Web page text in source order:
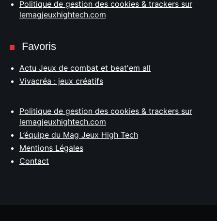
Politique de gestion des cookies & trackers sur
lemagjeuxhightech.com
Favoris
Actu Jeux de combat et beat'em all
Vivacréa : jeux créatifs
Politique de gestion des cookies & trackers sur
lemagjeuxhightech.com
L’équipe du Mag Jeux High Tech
Mentions Légales
Contact